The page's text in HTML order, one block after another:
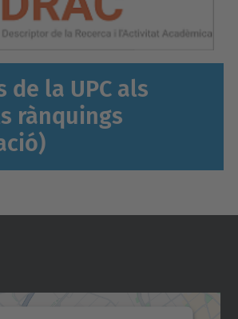
de la UPC als
rànquings